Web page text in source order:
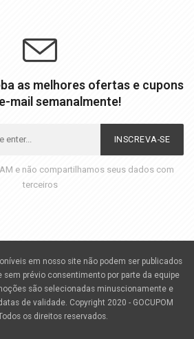
as melhores ofertas e cupons
mail semanalmente!
INSCREVA-SE
e não compartilhamos seus dados com
terceiros
em nosso site não podem ser publicados
sem prévio consentimento por parte da equipe
são selecionadas minuscionamente e
de validade. Copyright 2020 - GOCUPOM
os direitos reservados.